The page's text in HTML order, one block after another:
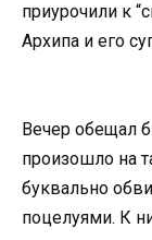
приурочили к
Архипа и его
Вечер обещал
произошло на
буквально
поцелуями. К